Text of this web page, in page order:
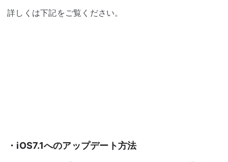
詳しくは下記をご覧ください。
・iOS7.1へのアップデート方法